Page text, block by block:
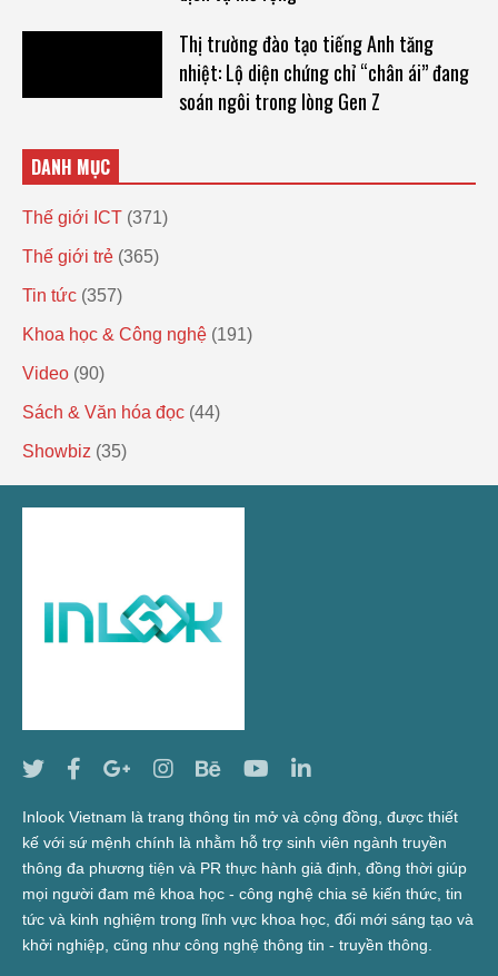
Thị trường đào tạo tiếng Anh tăng
nhiệt: Lộ diện chứng chỉ “chân ái” đang
soán ngôi trong lòng Gen Z
DANH MỤC
Thế giới ICT (371)
Thế giới trẻ (365)
Tin tức (357)
Khoa học & Công nghệ (191)
Video (90)
Sách & Văn hóa đọc (44)
Showbiz (35)
Inlook Vietnam là trang thông tin mở và cộng đồng, được thiết
kế với sứ mệnh chính là nhằm hỗ trợ sinh viên ngành truyền
thông đa phương tiện và PR thực hành giả định, đồng thời giúp
mọi người đam mê khoa học - công nghệ chia sẻ kiến thức, tin
tức và kinh nghiệm trong lĩnh vực khoa học, đổi mới sáng tạo và
khởi nghiệp, cũng như công nghệ thông tin - truyền thông.